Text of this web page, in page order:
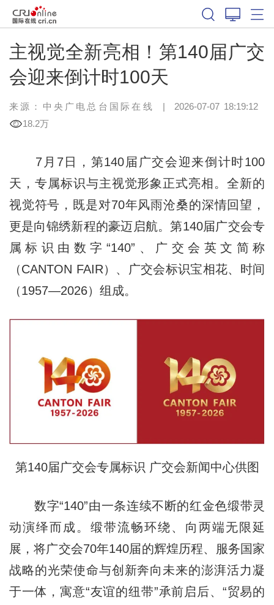
主视觉全新亮相！第140届广交
会迎来倒计时100天
来源：中央广电总台国际在线 | 2026-07-07 18:19:12
18.2万
7月7日，第140届广交会迎来倒计时100
天，专属标识与主视觉形象正式亮相。全新的
视觉符号，既是对70年风雨沧桑的深情回望，
更是向锦绣新程的豪迈启航。第140届广交会专
属标识由数字“140”、广交会英文简称
（CANTON FAIR）、广交会标识宝相花、时间
（1957—2026）组成。
第140届广交会专属标识 广交会新闻中心供图
数字“140”由一条连续不断的红金色缎带灵
动演绎而成。缎带流畅环绕、向两端无限延
展，将广交会70年140届的辉煌历程、服务国家
战略的光荣使命与创新奔向未来的澎湃活力凝
于一体，寓意“友谊的纽带”承前启后、“贸易的